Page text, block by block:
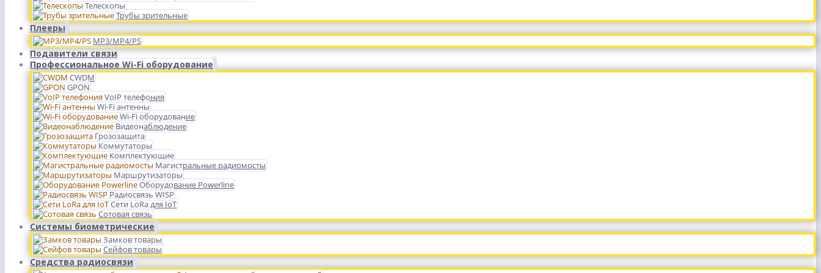
Телескопы
Трубы зрительные
Плееры
MP3/MP4/PS
Подавители связи
Профессиональное Wi-Fi оборудование
CWDM
GPON
VoIP телефония
Wi-Fi антенны
Wi-Fi оборудование
Видеонаблюдение
Грозозащита
Коммутаторы
Комплектующие
Магистральные радиомосты
Маршрутизаторы
Оборудование Powerline
Радиосвязь WISP
Сети LoRa для IoT
Сотовая связь
Системы биометрические
Замков товары
Сейфов товары
Средства радиосвязи